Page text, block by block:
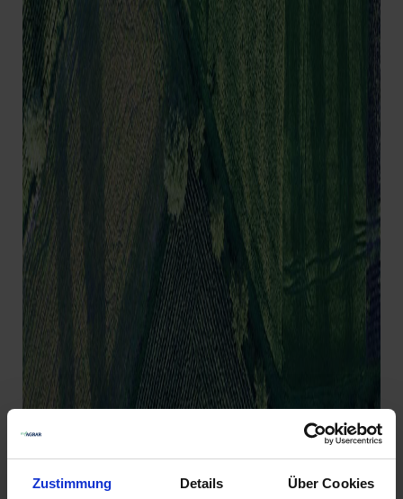
Zustimmung Details Über Cookies
Tabelle als Download